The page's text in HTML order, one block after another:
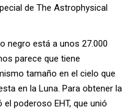
de The Astrophysical
negro está a unos 27.000
parece que tiene
tamaño en el cielo que
en la Luna. Para obtener la
poderoso EHT, que unió